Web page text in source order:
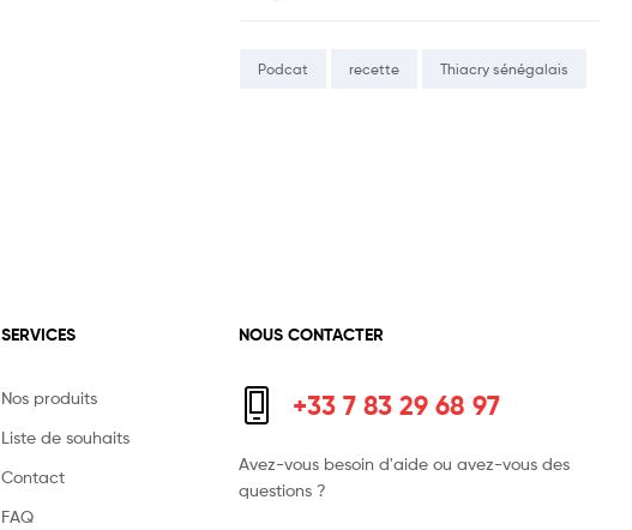
Podcat recette Thiacry sénégalais
SERVICES
Nos produits
Liste de souhaits
Contact
FAQ
NOUS CONTACTER
+33 7 83 29 68 97
Avez-vous besoin d'aide ou avez-vous des
questions ?